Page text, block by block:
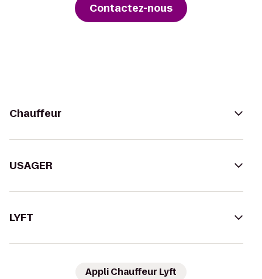
Contactez-nous
Chauffeur
USAGER
LYFT
Appli Chauffeur Lyft